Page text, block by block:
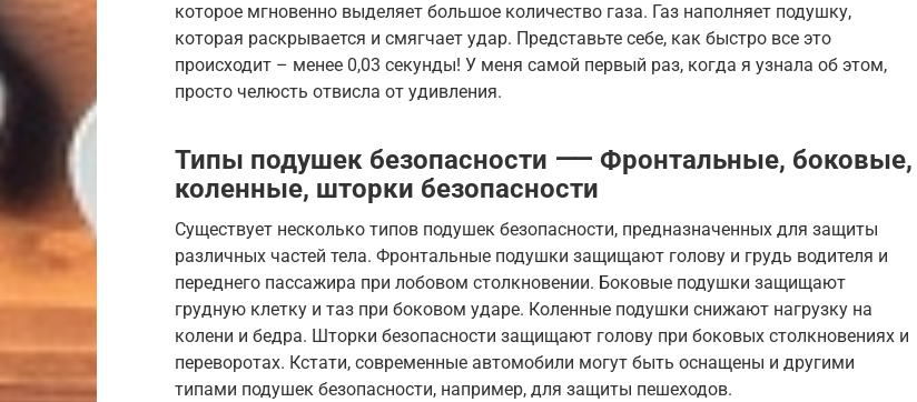
которое мгновенно выделяет большое количество газа. Газ наполняет подушку,
которая раскрывается и смягчает удар. Представьте себе, как быстро все это
происходит – менее 0,03 секунды! У меня самой первый раз, когда я узнала об этом,
просто челюсть отвисла от удивления.
Типы подушек безопасности ⸺ Фронтальные, боковые,
коленные, шторки безопасности
Существует несколько типов подушек безопасности, предназначенных для защиты
различных частей тела. Фронтальные подушки защищают голову и грудь водителя и
переднего пассажира при лобовом столкновении. Боковые подушки защищают
грудную клетку и таз при боковом ударе. Коленные подушки снижают нагрузку на
колени и бедра. Шторки безопасности защищают голову при боковых столкновениях и
переворотах. Кстати, современные автомобили могут быть оснащены и другими
типами подушек безопасности, например, для защиты пешеходов.